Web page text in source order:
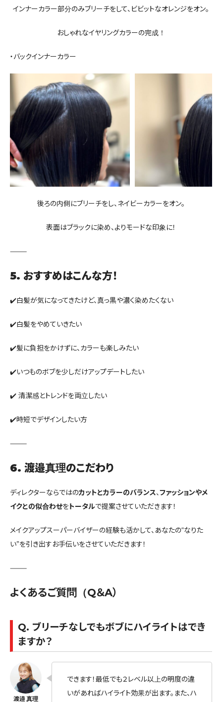
インナーカラー部分のみブリーチをして、ビビットなオレンジをオン。
おしゃれなイヤリングカラーの完成！
・バックインナーカラー
後ろの内側にブリーチをし、ネイビーカラーをオン。
表面はブラックに染め、よりモードな印象に！
⸻
5. おすすめはこんな方！
✔️白髪が気になってきたけど、真っ黒や濃く染めたくない
✔️白髪をやめていきたい
✔️髪に負担をかけずに、カラーも楽しみたい
✔️いつものボブを少しだけアップデートしたい
✔️ 清潔感とトレンドを両立したい
✔️時短でデザインしたい方
⸻
6. 渡邉真理のこだわり
ディレクターならではのカットとカラーのバランス、ファッションやメ
イクとの似合わせをトータルで提案させていただきます！
メイクアップスーパーバイザーの経験も活かして、あなたの“なりた
い”を引き出すお手伝いをさせていただきます！
⸻
よくあるご質問（Q＆A）
Q. ブリーチなしでもボブにハイライトはでき
ますか？
できます！最低でも２レベル以上の明度の違
いがあればハイライト効果が出ます。また、ハ